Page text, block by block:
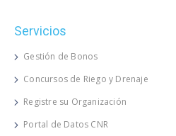
Servicios
Gestión de Bonos
Concursos de Riego y Drenaje
Registre su Organización
Portal de Datos CNR